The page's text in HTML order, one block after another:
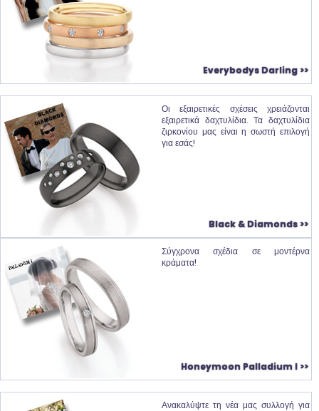
Everybodys Darling >>
Οι εξαιρετικές σχέσεις χρειάζονται
εξαιρετικά δαχτυλίδια. Τα δαχτυλίδια
ζιρκονίου μας είναι η σωστή επιλογή
για εσάς!
Black & Diamonds >>
Σύγχρονα σχέδια σε μοντέρνα
κράματα!
Honeymoon Palladium I >>
Ανακαλύψτε τη νέα μας συλλογή για